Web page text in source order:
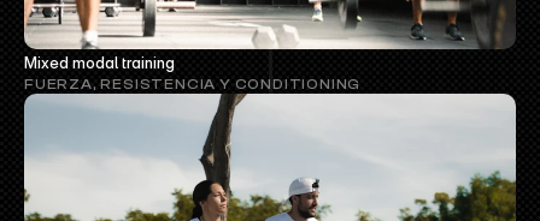
Mixed modal training
FUERZA, RESISTENCIA Y CONDITIONING